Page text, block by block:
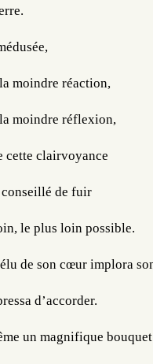
moindre réaction,
moindre réflexion,
cette clairvoyance
de fuir
le plus loin possible.
de son cœur implora
d’accorder.
un magnifique bouquet